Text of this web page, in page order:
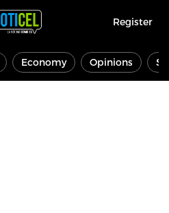
Register
Economy Opinions